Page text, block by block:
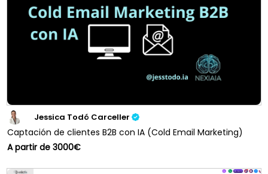
Jessica Todó Carceller
Captación de clientes B2B con IA (Cold Email Marketing)
A partir de 3000€